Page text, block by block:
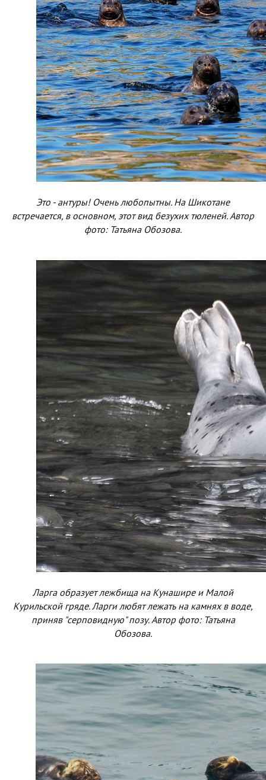
Это - антуры! Очень любопытны. На Шикотане
встречается, в основном, этот вид безухих тюленей. Автор
фото: Татьяна Обозова.
Ларга образует лежбища на Кунашире и Малой
Курильской гряде. Ларги любят лежать на камнях в воде,
приняв "серповидную" позу. Автор фото: Татьяна
Обозова.